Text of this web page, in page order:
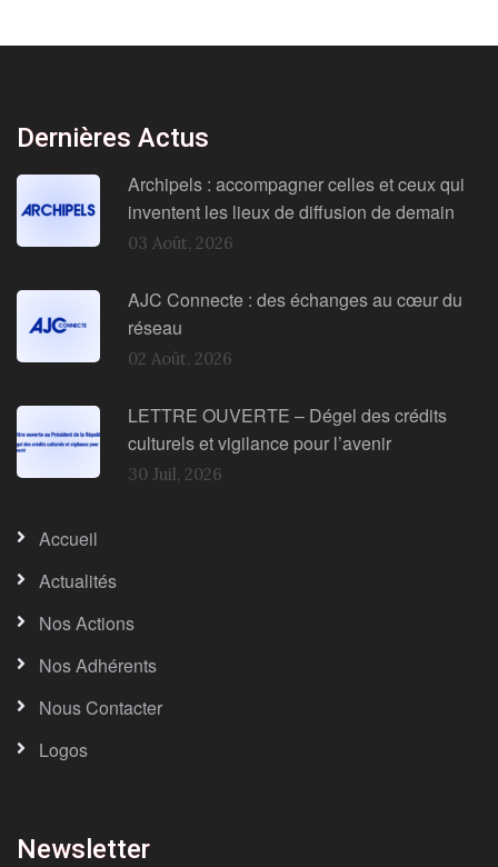
Dernières Actus
Archipels : accompagner celles et ceux qui
inventent les lieux de diffusion de demain
03 Août, 2026
AJC Connecte : des échanges au cœur du
réseau
02 Août, 2026
LETTRE OUVERTE – Dégel des crédits
culturels et vigilance pour l’avenir
30 Juil, 2026
Accueil
Actualités
Nos Actions
Nos Adhérents
Nous Contacter
Logos
Newsletter